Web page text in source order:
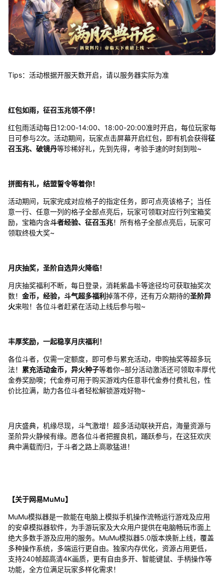
Tips：活动根据开服天数开启，请以服务器实际为准
红包如雨，征召玉兆领不停！
红包雨活动每日12:00-14:00、18:00-20:00准时开启，每位玩家每
日可参与2次。活动期间，玩家点击屏幕开启红包，即有机会获得征
召玉兆、破镜丹等珍稀好礼，先到先得，考验手速的时刻到啦~
拼图有礼，结盟誓令等着你！
活动期间，玩家完成对应格子的指定任务，即可点亮该格子；当任
意一行、任意一列的格子全部点亮后，玩家可领取对应行列宝箱奖
励，宝箱内含斗者经验、征召玉兆！所有格子全部点亮后，玩家可
领取终极大奖~
月庆抽奖，圣阶自选异火降临！
月庆抽奖福利不断，每日登录，消耗紫晶卡等途径均可获取抽奖次
数！ 金币，经验，斗气超多福利 掉落不停，还有万众期待的圣阶异
火来啦！各位斗者赶紧在活动上线后参与啦~
丰厚奖励，一起稳享月庆福利！
各位斗者，仅需一定额度，即可参与累充活动，申购抽奖等超多玩
法！ 累充活动金币，异火种子等着你~部分活动激活还可领取丰厚代
金券奖励噢；代金券可用于购买游戏内任意非代金券付费礼包，性
价比拉满，助力各位斗者轻松解锁游戏好物~
月庆盛典，机缘尽现，斗气激增！超多活动联袂开启，海量资源与
圣阶异火静候有缘。愿各位斗者把握良机，踊跃参与，在这狂欢庆
典中满载而归，于斗者之路上高歌猛进！
【关于网易MuMu】
MuMu模拟器是一款能在电脑上模拟手机操作流畅运行游戏及应用
的安卓模拟器软件，为手游玩家及大众用户提供在电脑畅玩市面上
绝大多数手游及应用的服务。MuMu模拟器5.0版本焕新上线，覆盖
多种操作系统，多端运行更自由。独家内存优化，资源占用更低，
支持240帧超高清4K画质，更有自由多开、智能键鼠、手柄操作等
功能，全方位满足玩家多样化需求！